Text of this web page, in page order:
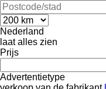
Nederland
laat alles zien
Prijs
Advertentietype